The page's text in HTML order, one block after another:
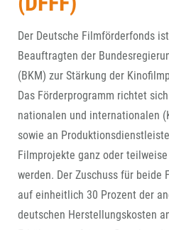
Der Deutsche Filmförderfonds
Beauftragten der
(BKM) zur Stärkung der
Das Förderprogramm richtet
nationalen und internationalen
sowie an
Filmprojekte ganz oder
werden. Der Zuschuss für beide
auf einheitlich 30 Prozent der
deutschen Herstellungskosten